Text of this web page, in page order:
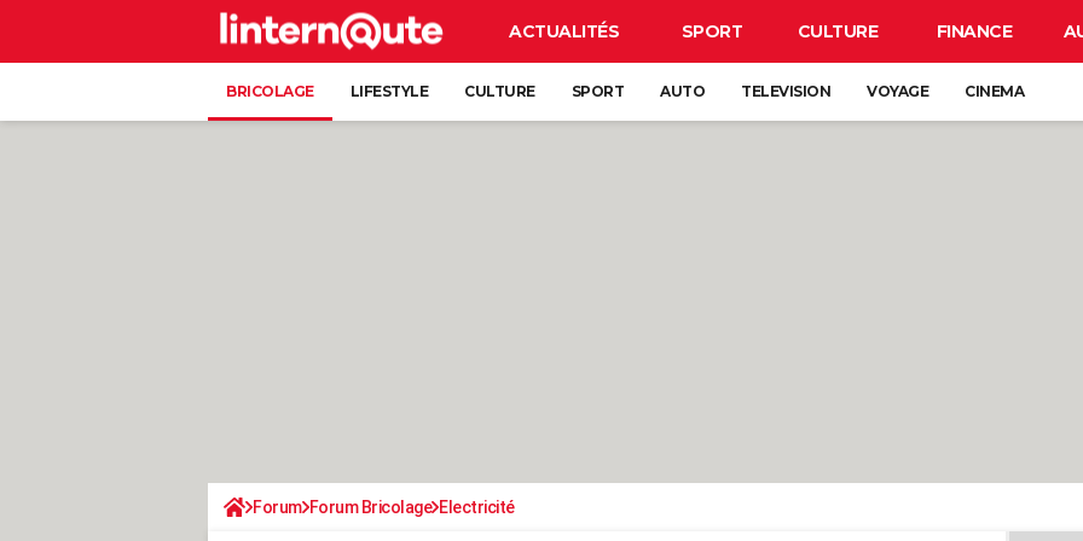
ACTUALITÉS SPORT CULTURE FINANCE
BRICOLAGE LIFESTYLE CULTURE SPORT AUTO TELEVISION VOYAGE CINEMA
Forum Forum Bricolage Electricité